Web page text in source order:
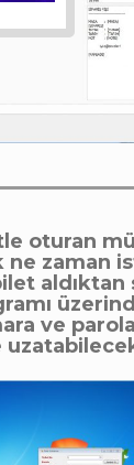
oturan
ne zaman
aldıktan
ve